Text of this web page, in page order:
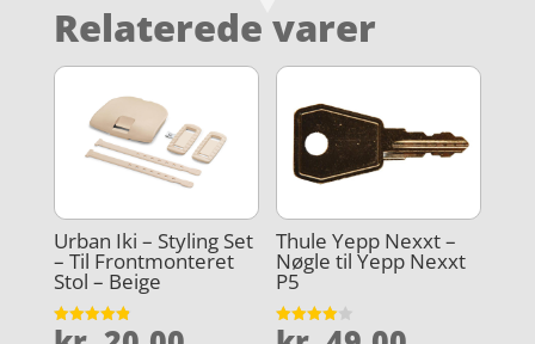
Relaterede varer
Urban Iki – Styling Set
– Til Frontmonteret
Stol – Beige
Vurderet
Thule Yepp Nexxt –
Nøgle til Yepp Nexxt
P5
Vurderet